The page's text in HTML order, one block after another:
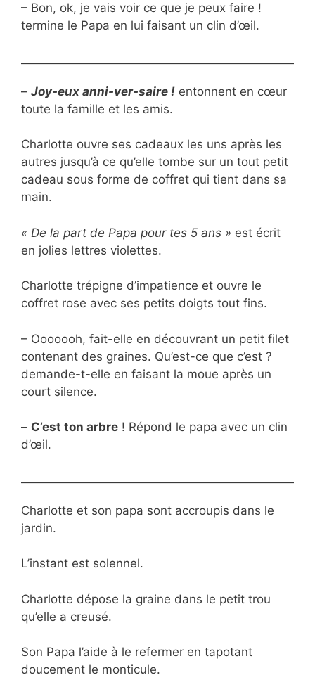
– Bon, ok, je vais voir ce que je peux faire !
termine le Papa en lui faisant un clin d’œil.
– Joy-eux anni-ver-saire ! entonnent en cœur
toute la famille et les amis.
Charlotte ouvre ses cadeaux les uns après les
autres jusqu’à ce qu’elle tombe sur un tout petit
cadeau sous forme de coffret qui tient dans sa
main.
« De la part de Papa pour tes 5 ans » est écrit
en jolies lettres violettes.
Charlotte trépigne d’impatience et ouvre le
coffret rose avec ses petits doigts tout fins.
– Ooooooh, fait-elle en découvrant un petit filet
contenant des graines. Qu’est-ce que c’est ?
demande-t-elle en faisant la moue après un
court silence.
– C’est ton arbre ! Répond le papa avec un clin
d’œil.
Charlotte et son papa sont accroupis dans le
jardin.
L’instant est solennel.
Charlotte dépose la graine dans le petit trou
qu’elle a creusé.
Son Papa l’aide à le refermer en tapotant
doucement le monticule.